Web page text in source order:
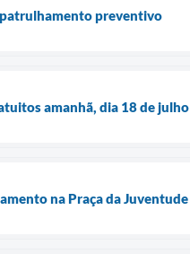
preventivo
amanhã, dia 18 de julho
na Praça da Juventude